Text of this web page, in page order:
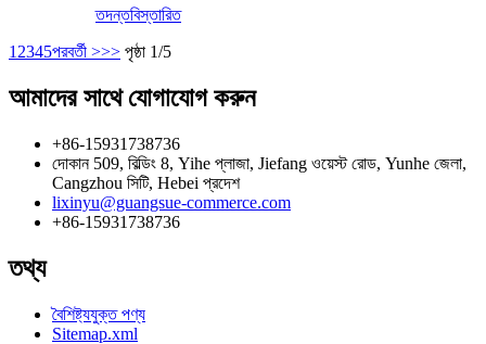
তদন্তবিস্তারিত
1 2345পরবর্তী >>> পৃষ্ঠা 1/5
আমাদের সাথে যোগাযোগ করুন
+86-15931738736
দোকান 509, বিল্ডিং 8, Yihe প্লাজা, Jiefang ওয়েস্ট রোড, Yunhe জেলা,
Cangzhou সিটি, Hebei প্রদেশ
lixinyu@guangsue-commerce.com
+86-15931738736
তথ্য
বৈশিষ্ট্যযুক্ত পণ্য
Sitemap.xml